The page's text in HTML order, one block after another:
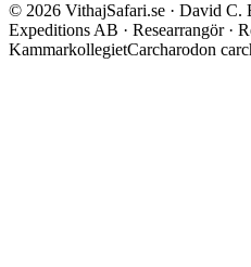
© 2026 VithajSafari.se · David C.
Expeditions AB · Researrangör ·
KammarkollegietCarcharodon